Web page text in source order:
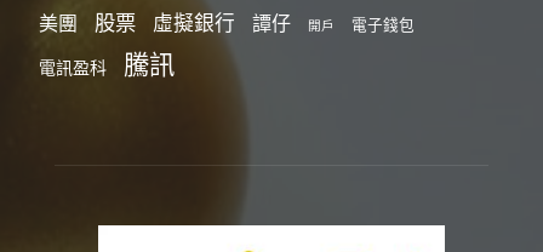
美團 股票 虛擬銀行 譚仔 開戶 電子錢包
電訊盈科 騰訊